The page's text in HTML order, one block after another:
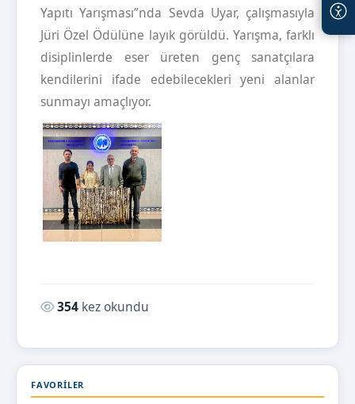
Yapıtı Yarışması”nda Sevda Uyar, çalışmasıyla
Jüri Özel Ödülüne layık görüldü. Yarışma, farklı
disiplinlerde eser üreten genç sanatçılara
kendilerini ifade edebilecekleri yeni alanlar
sunmayı amaçlıyor.
Okunma sayısı:
354 kez okundu
FAVORILER